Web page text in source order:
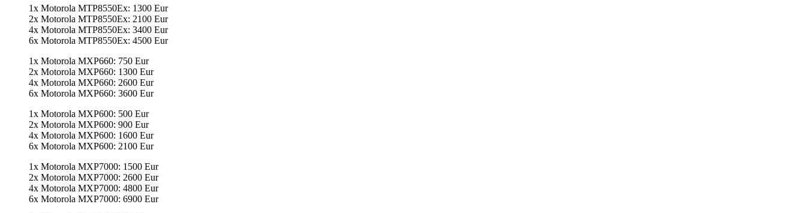
1x Motorola MTP8550Ex: 1300 Eur
2x Motorola MTP8550Ex: 2100 Eur
4x Motorola MTP8550Ex: 3400 Eur
6x Motorola MTP8550Ex: 4500 Eur
1x Motorola MXP660: 750 Eur
2x Motorola MXP660: 1300 Eur
4x Motorola MXP660: 2600 Eur
6x Motorola MXP660: 3600 Eur
1x Motorola MXP600: 500 Eur
2x Motorola MXP600: 900 Eur
4x Motorola MXP600: 1600 Eur
6x Motorola MXP600: 2100 Eur
1x Motorola MXP7000: 1500 Eur
2x Motorola MXP7000: 2600 Eur
4x Motorola MXP7000: 4800 Eur
6x Motorola MXP7000: 6900 Eur